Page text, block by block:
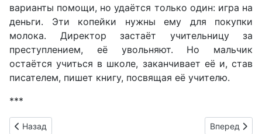
варианты помощи, но удаётся только один: игра на
деньги. Эти копейки нужны ему для покупки
молока. Директор застаёт учительницу за
преступлением, её увольняют. Но мальчик
остаётся учиться в школе, заканчивает её и, став
писателем, пишет книгу, посвящая её учителю.
***
Предыдущий: Проблема времени в литературе. Аргументы
Назад Следующий:
Вперед